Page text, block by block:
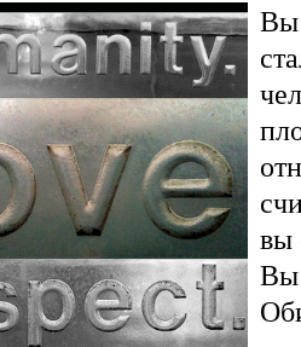
Вы
вы
Вы